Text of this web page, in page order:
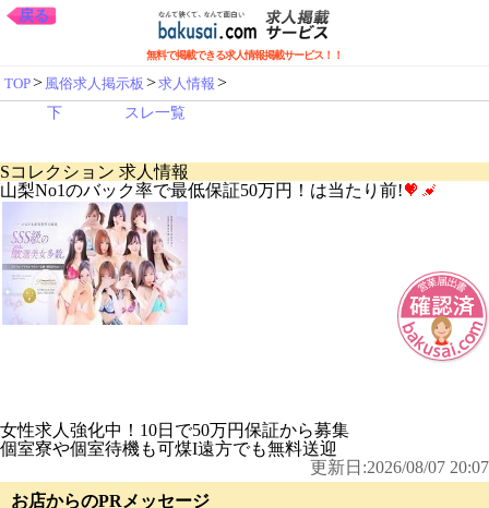
戻る
無料で掲載できる求人情報掲載サービス！！
TOP> 風俗求人掲示板 >求人情報 >
下 スレ一覧
Sコレクション 求人情報
山梨No1のバック率で最低保証50万円！は当たり前!
女性求人強化中！10日で50万円保証から募集
個室寮や個室待機も可煤I遠方でも無料送迎
更新日:2026/08/07 20:07
お店からのPRメッセージ